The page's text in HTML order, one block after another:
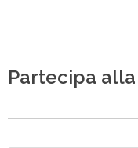
Partecipa